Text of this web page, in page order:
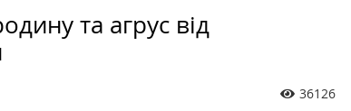
та агрус від
36126